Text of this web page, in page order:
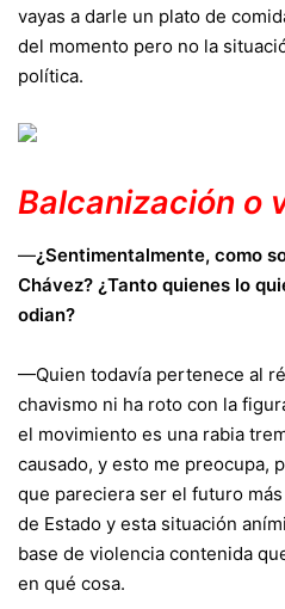
vayas a darle un plato de
del momento pero no la
política.
Balcanización o
—¿Sentimentalmente, como
Chávez? ¿Tanto quienes lo
odian?
—Quien todavía pertenece al
chavismo ni ha roto con la
el movimiento es una rabia
causado, y esto me preocupa,
que pareciera ser el futuro
de Estado y esta situación
base de violencia contenida
en qué cosa.